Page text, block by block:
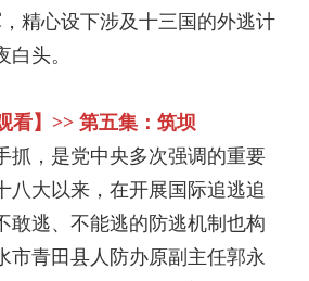
精心设下涉及十三国的外逃计
头。
看】>> 第五集：筑坝
，是党中央多次强调的重要
八大以来，在开展国际追逃追
敢逃、不能逃的防逃机制也构
市青田县人防办原副主任郭永